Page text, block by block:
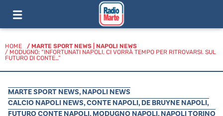
HOME / MARTE SPORT NEWS
NAPOLI NEWS
/ MODUGNO: “INFORTUNATI NAPOLI, CI VORRÀ TEMPO PER RITROVARSI. SUL
FUTURO DI CONTE…”
MARTE SPORT NEWS, NAPOLI NEWS
CALCIO NAPOLI NEWS,CONTE NAPOLI, DE BRUYNE NAPOLI,
FUTURO CONTE NAPOLI, MODUGNO NAPOLI, NAPOLI TORINO